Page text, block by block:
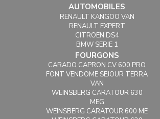
AUTOMOBILES
RENAULT KANGOO VAN
RENAULT EXPERT
CITROEN DS4
BMW SERIE 1
FOURGONS
CARADO CAPRON CV 600 PRO
FONT VENDOME SEJOUR TERRA
VAN
WEINSBERG CARATOUR 630
MEG
WEINSBERG CARATOUR 600 ME